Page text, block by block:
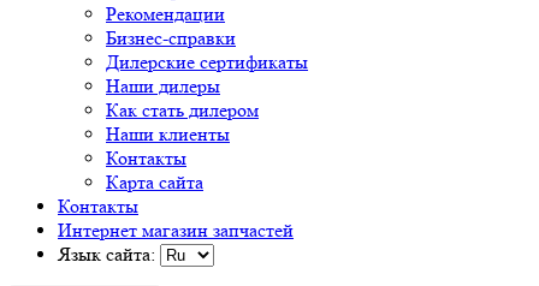
Рекомендации
Бизнес-справки
Дилерские сертификаты
Наши дилеры
Как стать дилером
Наши клиенты
Контакты
Карта сайта
Контакты
Интернет магазин запчастей
Язык сайта: